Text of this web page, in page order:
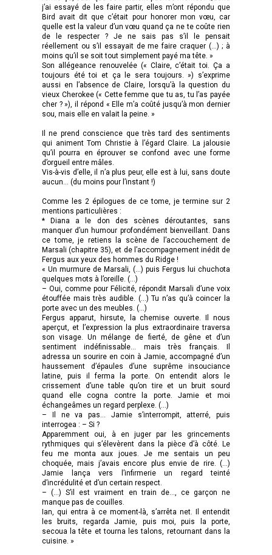
j’ai essayé de les faire partir, elles m’ont répondu que
Bird avait dit que c’était pour honorer mon vœu, car
quelle est la valeur d’un vœu quand ça ne te coûte rien
de le respecter ? Je ne sais pas s’il le pensait
réellement ou s’il essayait de me faire craquer (…) ; à
moins qu’il se soit tout simplement payé ma tête. »
Son allégeance renouvelée (« Claire, c’était toi. Ça a
toujours été toi et ça le sera toujours. ») s’exprime
aussi en l’absence de Claire, lorsqu’à la question du
vieux Cherokee (« Cette femme que tu as, tu l’as payée
cher ? »), il répond « Elle m’a coûté jusqu’à mon dernier
sou, mais elle en valait la peine. »
Il ne prend conscience que très tard des sentiments
qui animent Tom Christie à l’égard Claire. La jalousie
qu’il pourra en éprouver se confond avec une forme
d’orgueil entre mâles.
Vis-à-vis d’elle, il n’a plus peur, elle est à lui, sans doute
aucun… (du moins pour l’instant !)
Comme les 2 épilogues de ce tome, je termine sur 2
mentions particulières :
* Diana a le don des scènes déroutantes, sans
manquer d’un humour profondément bienveillant. Dans
ce tome, je retiens la scène de l’accouchement de
Marsali (chapitre 35), et de l’accompagnement inédit de
Fergus aux yeux des hommes du Ridge !
« Un murmure de Marsali, (…) puis Fergus lui chuchota
quelques mots à l’oreille. (…)
– Oui, comme pour Félicité, répondit Marsali d’une voix
étouffée mais très audible. (…) Tu n’as qu’à coincer la
porte avec un des meubles. (…)
Fergus apparut, hirsute, la chemise ouverte. Il nous
aperçut, et l’expression la plus extraordinaire traversa
son visage. Un mélange de fierté, de gêne et d’un
sentiment indéfinissable… mais très français. Il
adressa un sourire en coin à Jamie, accompagné d’un
haussement d’épaules d’une suprême insouciance
latine, puis il ferma la porte. On entendit alors le
crissement d’une table qu’on tire et un bruit sourd
quand elle cogna contre la porte. Jamie et moi
échangeâmes un regard perplexe. (…)
– Il ne va pas… Jamie s’interrompit, atterré, puis
interrogea : – Si ?
Apparemment oui, à en juger par les grincements
rythmiques qui s’élevèrent dans la pièce d’à côté. Le
feu me monta aux joues. Je me sentais un peu
choquée, mais j’avais encore plus envie de rire. (…)
Jamie lança vers l’infirmerie un regard teinté
d’incrédulité et d’un certain respect.
– (…) S’il est vraiment en train de…, ce garçon ne
manque pas de couilles.
Ian, qui entra à ce moment-là, s’arrêta net. Il entendit
les bruits, regarda Jamie, puis moi, puis la porte,
secoua la tête et tourna les talons, retournant dans la
cuisine. »